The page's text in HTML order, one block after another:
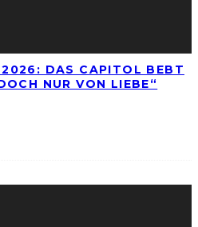
DAS CAPITOL BEBT
NUR VON LIEBE“